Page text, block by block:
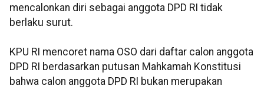
mencalonkan diri sebagai anggota DPD RI tidak
berlaku surut.
KPU RI mencoret nama OSO dari daftar calon anggota
DPD RI berdasarkan putusan Mahkamah Konstitusi
bahwa calon anggota DPD RI bukan merupakan